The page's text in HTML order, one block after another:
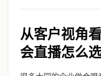
从客户视角
会直播怎么